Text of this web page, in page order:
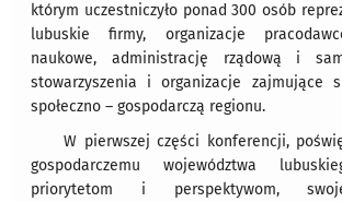
którym uczestniczyło ponad 300 osób
lubuskie firmy, organizacje
naukowe, administrację rządową i
stowarzyszenia i organizacje zajmujące
społeczno – gospodarczą regionu.
W pierwszej części konferencji,
gospodarczemu województwa
priorytetom i perspektywom,